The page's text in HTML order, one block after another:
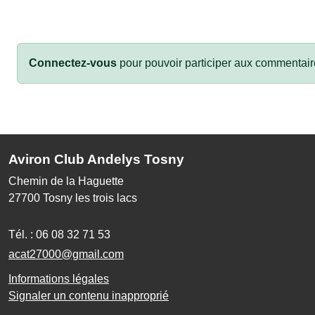
Connectez-vous pour pouvoir participer aux
Aviron Club Andelys Tosny
Chemin de la Haguette
27700 Tosny les trois lacs
Tél. : 06 08 32 71 53
acat27000@gmail.com
Informations légales
Signaler un contenu inapproprié